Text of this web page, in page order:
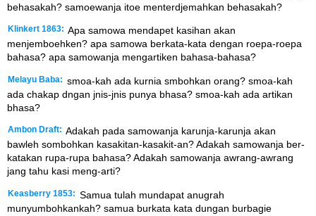
behasakah? samoewanja itoe menterdjemahkan behasakah?
Klinkert 1863: Apa samowa mendapet kasihan akan
menjemboehken? apa samowa berkata-kata dengan roepa-roepa
bahasa? apa samowanja mengartiken bahasa-bahasa?
Melayu Baba: smoa-kah ada kurnia smbohkan orang? smoa-kah
ada chakap dngan jnis-jnis punya bhasa? smoa-kah ada artikan
bhasa?
Ambon Draft: Adakah pada samowanja karunja-karunja akan
bawleh sombohkan kasakitan-kasakit-an? Adakah samowanja ber-
katakan rupa-rupa bahasa? Adakah samowanja awrang-awrang
jang tahu kasi meng-arti?
Keasberry 1853: Samua tulah mundapat anugrah
munyumbohkankah? samua burkata kata dungan burbagie